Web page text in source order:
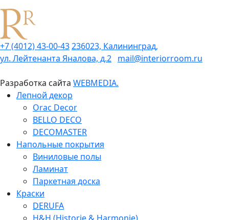
+7 (4012) 43-00-43236023, Калининград,
ул. Лейтенанта Яналова, д.2 mail@interiorroom.ru
Разработка сайта WEBMEDIA.
Лепной декор
Orac Decor
BELLO DECO
DECOMASTER
Напольные покрытия
Виниловые полы
Ламинат
Паркетная доска
Краски
DERUFA